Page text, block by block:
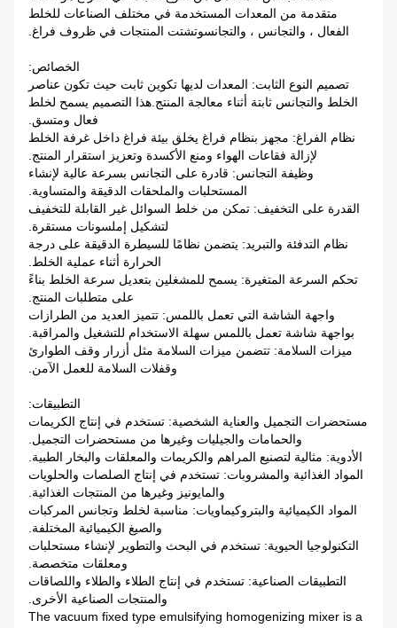
متقدمة من المعدات المستخدمة في مختلف الصناعات للخلط
الفعال ، والتجانس ، والتجانسوتشتت المنتجات في ظروف فراغ.
الخصائص:
تصميم النوع الثابت: المعدات لديها تكوين ثابت حيث تكون عناصر
الخلط والتجانس ثابتة أثناء معالجة المنتج.هذا التصميم يسمح لخلط
فعال ومتسق.
نظام الفراغ: مجهز بنظام فراغ يخلق بيئة فراغ داخل غرفة الخلط
لإزالة فقاعات الهواء ومنع الأكسدة وتعزيز استقرار المنتج.
وظيفة التجانس: قادرة على التجانس بسرعة عالية لإنشاء
المستحلبات والملحقات الدقيقة والمتساوية.
القدرة على التخفيف: تمكن من خلط السوائل غير القابلة للتخفيف
لتشكيل إملسونات مستقرة.
نظام التدفئة والتبريد: يتضمن نظامًا للسيطرة الدقيقة على درجة
الحرارة أثناء عملية الخلط.
تحكم السرعة المتغيرة: يسمح للمشغلين بتعديل سرعة الخلط بناءً
على متطلبات المنتج.
واجهة الشاشة التي تعمل باللمس: تتميز العديد من الطرازات
بواجهة شاشة تعمل باللمس سهلة الاستخدام للتشغيل والمراقبة.
ميزات السلامة: تتضمن ميزات السلامة مثل أزرار وقف الطوارئ
وقفلات السلامة للعمل الآمن.
التطبيقات:
مستحضرات التجميل والعناية الشخصية: تستخدم في إنتاج الكريمات
والحمامات والجيليات وغيرها من مستحضرات التجميل.
الأدوية: مثالية لتصنيع المراهم والكريمات والمعلقات والبخار الطبية.
المواد الغذائية والمشروبات: تستخدم في إنتاج الصلصات والحلويات
والمايونيز وغيرها من المنتجات الغذائية.
المواد الكيميائية والبتروكيماويات: مناسبة لخلط وتجانس المركبات
والصيغ الكيميائية المختلفة.
التكنولوجيا الحيوية: تستخدم في البحث والتطوير لإنشاء مستحلبات
ومعلقات متخصصة.
التطبيقات الصناعية: تستخدم في إنتاج الطلاء والطلاء واللصاقات
والمنتجات الصناعية الأخرى.
The vacuum fixed type emulsifying homogenizing mixer is a